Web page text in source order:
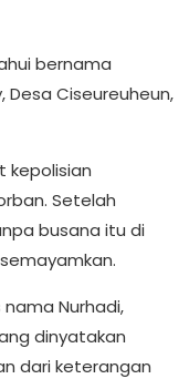
bernama
Ciseureuheun,
kepolisian
Setelah
busana itu di
Nurhadi,
dinyatakan
dari keterangan